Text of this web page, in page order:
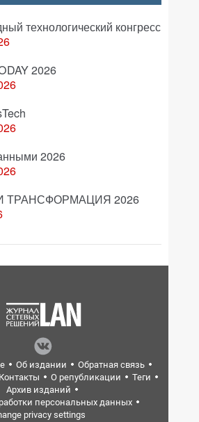
технологический конгресс
2026
2026
ТРАНСФОРМАЦИЯ 2026
Об издании
Обратная связь
Контакты О републикации
Теги
Архив изданий
персональных данных
privacy settings